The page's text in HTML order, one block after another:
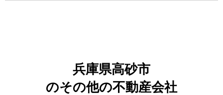
兵庫県高砂市
のその他の不動産会社